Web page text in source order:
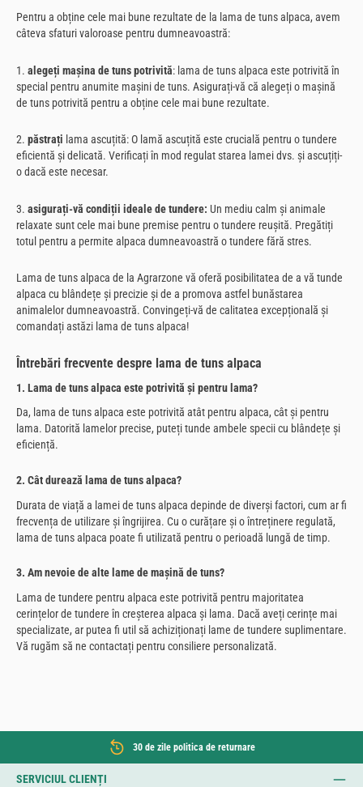
Pentru a obține cele mai bune rezultate de la lama de tuns alpaca, avem
câteva sfaturi valoroase pentru dumneavoastră:
1. alegeți mașina de tuns potrivită: lama de tuns alpaca este potrivită în
special pentru anumite mașini de tuns. Asigurați-vă că alegeți o mașină
de tuns potrivită pentru a obține cele mai bune rezultate.
2. păstrați lama ascuțită: O lamă ascuțită este crucială pentru o tundere
eficientă și delicată. Verificați în mod regulat starea lamei dvs. și ascuțiți-
o dacă este necesar.
3. asigurați-vă condiții ideale de tundere: Un mediu calm și animale
relaxate sunt cele mai bune premise pentru o tundere reușită. Pregătiți
totul pentru a permite alpaca dumneavoastră o tundere fără stres.
Lama de tuns alpaca de la Agrarzone vă oferă posibilitatea de a vă tunde
alpaca cu blândețe și precizie și de a promova astfel bunăstarea
animalelor dumneavoastră. Convingeți-vă de calitatea excepțională și
comandați astăzi lama de tuns alpaca!
Întrebări frecvente despre lama de tuns alpaca
1. Lama de tuns alpaca este potrivită și pentru lama?
Da, lama de tuns alpaca este potrivită atât pentru alpaca, cât și pentru
lama. Datorită lamelor precise, puteți tunde ambele specii cu blândețe și
eficiență.
2. Cât durează lama de tuns alpaca?
Durata de viață a lamei de tuns alpaca depinde de diverși factori, cum ar fi
frecvența de utilizare și îngrijirea. Cu o curățare și o întreținere regulată,
lama de tuns alpaca poate fi utilizată pentru o perioadă lungă de timp.
3. Am nevoie de alte lame de mașină de tuns?
Lama de tundere pentru alpaca este potrivită pentru majoritatea
cerințelor de tundere în creșterea alpaca și lama. Dacă aveți cerințe mai
specializate, ar putea fi util să achiziționați lame de tundere suplimentare.
Vă rugăm să ne contactați pentru consiliere personalizată.
30 de zile politica de returnare
SERVICIUL CLIENȚI